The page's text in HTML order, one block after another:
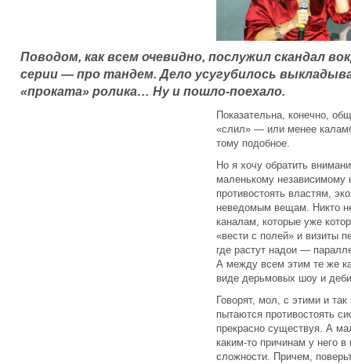
Поводом, как всем очевидно, послужил скандал
серии — про тандем. Дело усугубилось
«проката» ролика… Ну и пошло-поехало.
Показательна, конечно,
«слил» — или менее
тому подобное.
Но я хочу обратить
маленькому независимому
противостоять властям,
неведомым вещам. Никто
каналам, которые уже
«вести с полей» и визиты
где растут надои —
А между всем этим те же
виде дерьмовых шоу и
Говорят, мол, с этими и
пытаются противостоять
прекрасно существуя. А
каким-то причинам у него
сложности. Причем,